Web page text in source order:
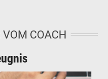
VOM COACH